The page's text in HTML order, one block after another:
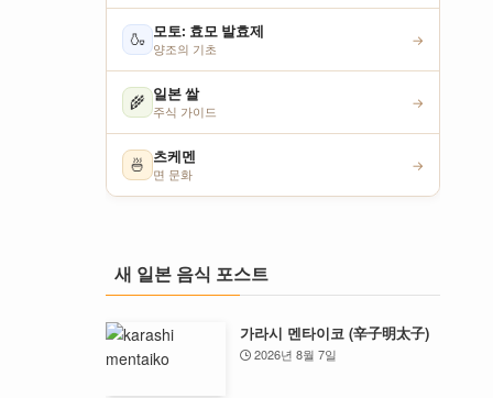
🍶 모토: 효모 발효제
양조의 기초
→
🌾 일본 쌀
주식 가이드
→
🍜 츠케멘
면 문화
→
새 일본 음식 포스트
가라시 멘타이코 (辛子明太子)
2026년 8월 7일